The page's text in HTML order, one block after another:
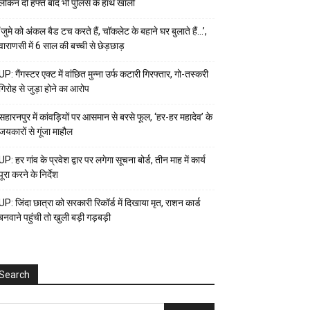
दो हफ्ते बाद भी पुलिस के हाथ खाली
को अंकल बैड टच करते हैं, चॉकलेट के बहाने घर बुलाते हैं…’,
में 6 साल की बच्ची से छेड़छाड़
गैंगस्टर एक्ट में वांछित मुन्ना उर्फ कटारी गिरफ्तार, गो-तस्करी
से जुड़ा होने का आरोप
में कांवड़ियों पर आसमान से बरसे फूल, ‘हर-हर महादेव’ के
से गूंजा माहौल
हर गांव के प्रवेश द्वार पर लगेगा सूचना बोर्ड, तीन माह में कार्य
करने के निर्देश
जिंदा छात्रा को सरकारी रिकॉर्ड में दिखाया मृत, राशन कार्ड
पहुंची तो खुली बड़ी गड़बड़ी